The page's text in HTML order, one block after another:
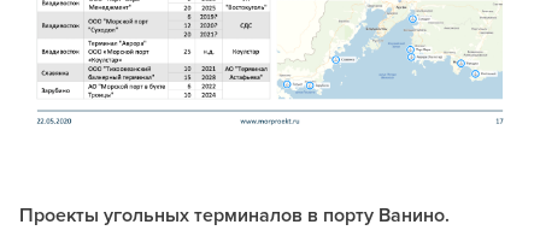
Проекты угольных терминалов в порту Ванино.